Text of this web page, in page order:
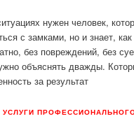
нужен человек,
с замками, но и знает, как
без повреждений, без
объяснять дважды.
за результат
УСЛУГИ